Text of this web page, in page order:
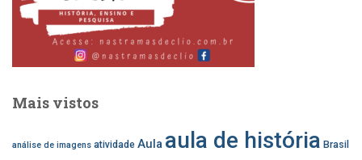
Mais vistos
análise de imagens atividade Aula aula de história Brasil